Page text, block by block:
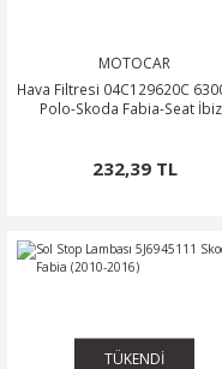
MOTOCAR
Hava Filtresi 04C129620C
Polo-Skoda Fabia-Seat
232,39 TL
TÜKENDİ